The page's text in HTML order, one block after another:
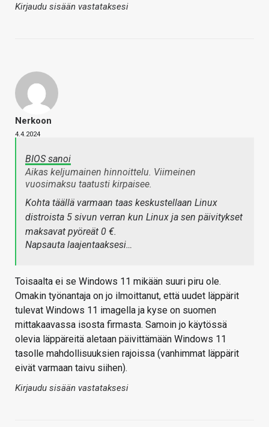
Kirjaudu sisään vastataksesi
Nerkoon
4.4.2024
BIOS sanoi
Aikas keljumainen hinnoittelu. Viimeinen
vuosimaksu taatusti kirpaisee.
Kohta täällä varmaan taas keskustellaan Linux
distroista 5 sivun verran kun Linux ja sen päivitykset
maksavat pyöreät 0 €.
Napsauta laajentaaksesi…
Toisaalta ei se Windows 11 mikään suuri piru ole.
Omakin työnantaja on jo ilmoittanut, että uudet läppärit
tulevat Windows 11 imagella ja kyse on suomen
mittakaavassa isosta firmasta. Samoin jo käytössä
olevia läppäreitä aletaan päivittämään Windows 11
tasolle mahdollisuuksien rajoissa (vanhimmat läppärit
eivät varmaan taivu siihen).
Kirjaudu sisään vastataksesi